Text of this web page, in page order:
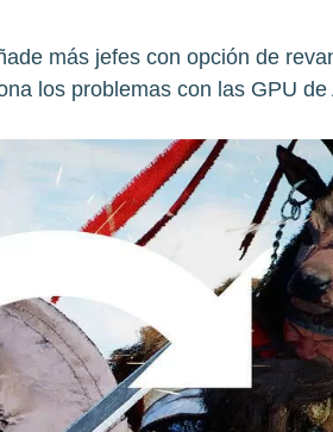
más jefes con opción de
los problemas con las GPU de